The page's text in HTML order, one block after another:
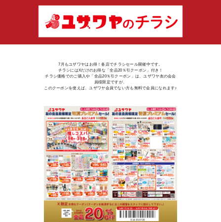
7月もユザワヤはお得！各店でチラシセール開催中です。
チラシにはXだけのお得な「全品20％引クーポン」付き！
チラシ価格でのご購入や「全品20％引クーポン」は、ユザワヤ友の会会
員様限定ですが、
このクーポンを使えば、ユザワヤ会員でない方も無料で会員になれます♪